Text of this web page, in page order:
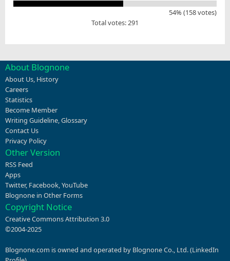
54% (158 votes)
Total votes: 291
About Blognone
About Us, History
Careers
Statistics
Become Member
Writing Guideline,Glossary
Contact Us
Privacy Policy
Other Version
RSS Feed
Apps
Twitter, Facebook,YouTube
Blognone in Other Forms
Copyright Notice
Creative Commons Attribution 3.0
©2004-2025
Blognone.com is owned and operated by Blognone Co., Ltd. (LinkedIn